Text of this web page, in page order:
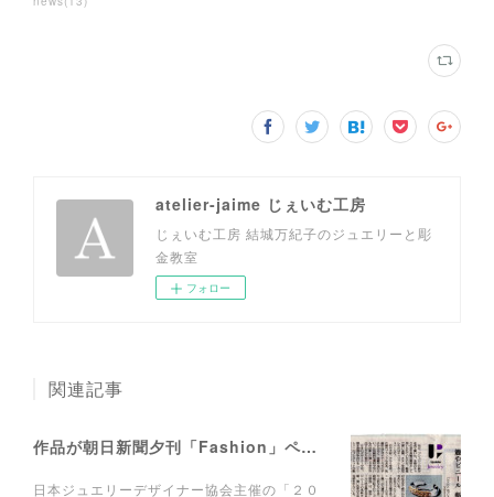
atelier-jaime じぇいむ工房
じぇいむ工房 結城万紀子のジュエリーと彫
金教室
フォロー
関連記事
作品が朝日新聞夕刊「Fashion」ページに掲載されました。
日本ジュエリーデザイナー協会主催の「２０